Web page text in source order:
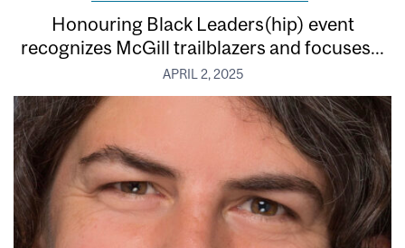
Honouring Black Leaders(hip) event
recognizes McGill trailblazers and focuses...
APRIL 2, 2025